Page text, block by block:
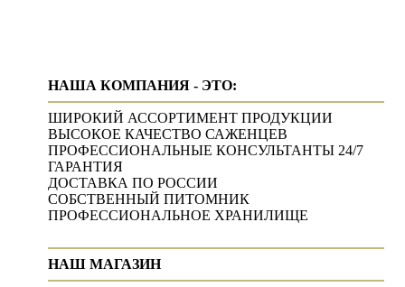
НАША КОМПАНИЯ - ЭТО:
ШИРОКИЙ АССОРТИМЕНТ ПРОДУКЦИИ
ВЫСОКОЕ КАЧЕСТВО САЖЕНЦЕВ
ПРОФЕССИОНАЛЬНЫЕ КОНСУЛЬТАНТЫ 24/7
ГАРАНТИЯ
ДОСТАВКА ПО РОССИИ
СОБСТВЕННЫЙ ПИТОМНИК
ПРОФЕССИОНАЛЬНОЕ ХРАНИЛИЩЕ
НАШ МАГАЗИН